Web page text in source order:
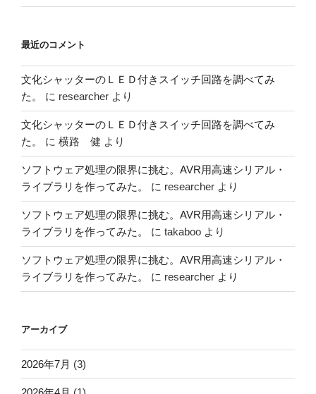
最近のコメント
文化シャッターのＬＥＤ付きスイッチ回路を調べてみ
た。
に researcher より
文化シャッターのＬＥＤ付きスイッチ回路を調べてみ
た。
に 横路 健 より
ソフトウェア処理の限界に挑む。AVR用高速シリアル・
ライブラリを作ってみた。
に researcher より
ソフトウェア処理の限界に挑む。AVR用高速シリアル・
ライブラリを作ってみた。
に takaboo より
ソフトウェア処理の限界に挑む。AVR用高速シリアル・
ライブラリを作ってみた。
に researcher より
アーカイブ
2026年7月 (3)